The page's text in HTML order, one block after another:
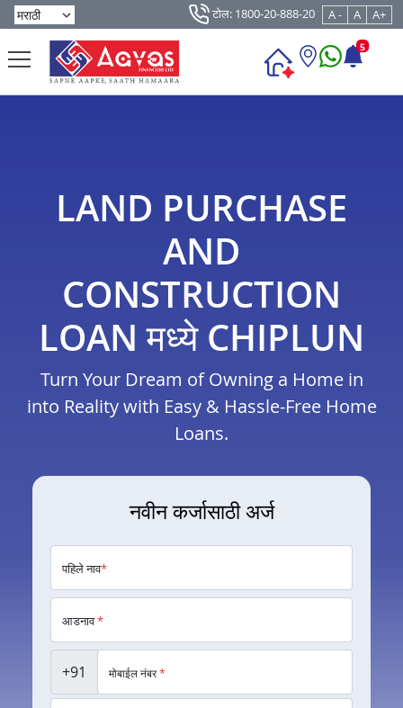
टोल: 1800-20-888-20 A - A A+
5
LAND PURCHASE
AND
CONSTRUCTION
LOAN मध्ये CHIPLUN
Turn Your Dream of Owning a Home in
into Reality with Easy & Hassle-Free Home
Loans.
नवीन कर्जासाठी अर्ज
पहिले नाव*
आडनाव*
+91 मोबाईल नंबर*